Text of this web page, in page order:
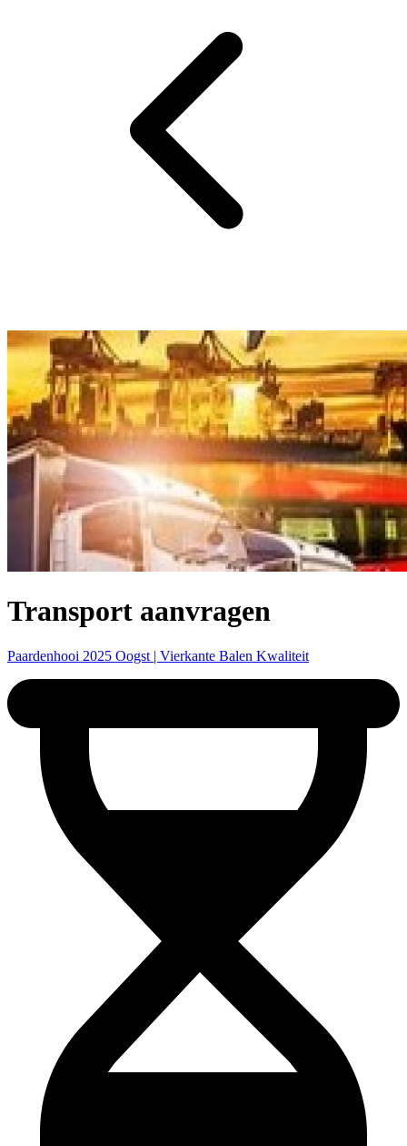
Transport aanvragen
Paardenhooi 2025 Oogst | Vierkante Balen Kwaliteit